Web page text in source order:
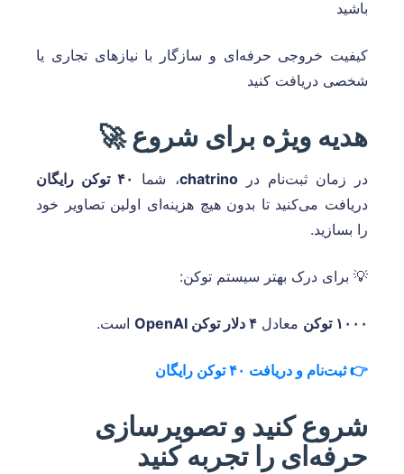
باشید
کیفیت خروجی حرفه‌ای و سازگار با نیازهای تجاری یا
شخصی دریافت کنید
هدیه ویژه برای شروع 🚀
در زمان ثبت‌نام درchatrino، شما
۴۰ توکن رایگان
دریافت می‌کنید تا بدون هیچ هزینه‌ای اولین تصاویر خود
را بسازید.
💡 برای درک بهتر سیستم توکن:
۱۰۰۰ توکن معادل ۴ دلار توکن OpenAI است.
👉 ثبت‌نام و دریافت ۴۰ توکن رایگان
شروع کنید و تصویرسازی
حرفه‌ای را تجربه کنید